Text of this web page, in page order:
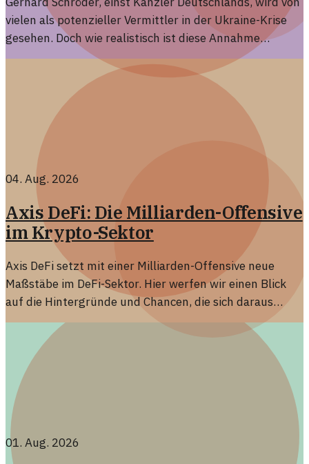
vielen als potenzieller Vermittler in der Ukraine-Krise
gesehen. Doch wie realistisch ist diese Annahme
eigentlich?
04. Aug. 2026
Axis DeFi: Die Milliarden-Offensive
im Krypto-Sektor
Axis DeFi setzt mit einer Milliarden-Offensive neue
Maßstäbe im DeFi-Sektor. Hier werfen wir einen Blick
auf die Hintergründe und Chancen, die sich daraus
ergeben.
01. Aug. 2026